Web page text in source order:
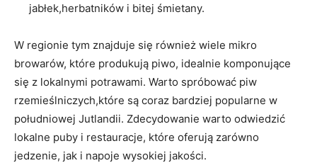
jabłek,herbatników i ⁢bitej śmietany.
W regionie tym znajduje‌ się również wiele mikro
browarów, które produkują piwo, idealnie komponujące
się z lokalnymi potrawami. Warto spróbować piw
rzemieślniczych,które są ‍coraz bardziej‍ popularne w
południowej Jutlandii. Zdecydowanie warto odwiedzić
lokalne ‌puby i restauracje, które oferują zarówno
jedzenie, jak i napoje wysokiej ⁣jakości.